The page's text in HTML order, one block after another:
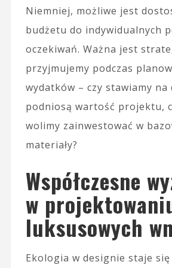
Niemniej, możliwe jest
budżetu do indywidualnych
oczekiwań. Ważna jest
przyjmujemy podczas
wydatków – czy stawiamy
podniosą wartość projektu,
wolimy zainwestować w
materiały?
Współczesne
w
luksusowych
Ekologia w designie staje się